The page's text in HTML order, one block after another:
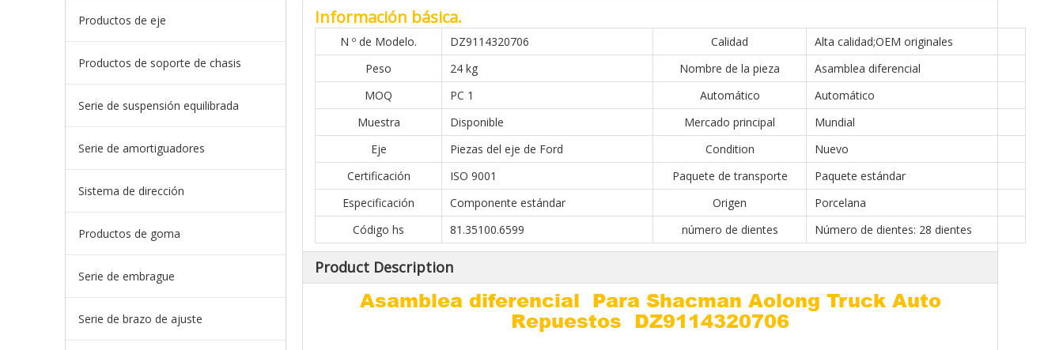
Productos de eje
Productos de soporte de chasis
Serie de suspensión equilibrada
Serie de amortiguadores
Sistema de dirección
Productos de goma
Serie de embrague
Serie de brazo de ajuste
Información básica.
N º de Modelo. DZ9114320706 Calidad
Alta calidad;OEM originales
Peso
24 kg Nombre de la pieza
Asamblea diferencial
MOQ
PC 1 Automático
Automático
Muestra
Disponible Mercado principal
Mundial
Eje
Piezas del eje de Ford Condition
Nuevo
Certificación
ISO 9001 Paquete de transporte
Paquete estándar
Especificación
Componente estándar Origen
Porcelana
Código hs
81.35100.6599 número de dientes Número de dientes: 28 dientes
Product Description
Asamblea diferencial Para Shacman Aolong Truck Auto
Repuestos DZ9114320706